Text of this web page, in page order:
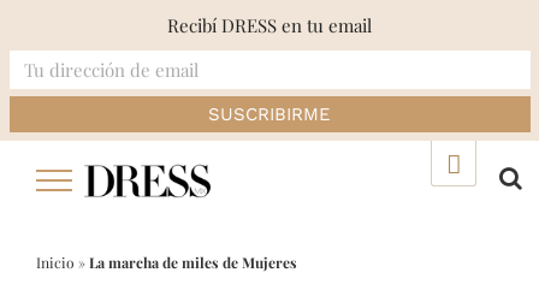
Inicio »La marcha de miles de Mujeres
Recibí DRESS en tu email